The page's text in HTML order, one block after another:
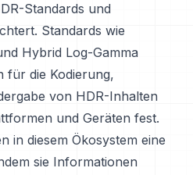
Standards und
Standards wie
Hybrid Log-Gamma
für die Kodierung,
von HDR-Inhalten
und Geräten fest.
in diesem Ökosystem eine
sie Informationen